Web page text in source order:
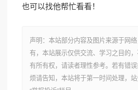
也可以找他帮忙看看！
声明：本站部分内容及图片来源于网
有，本站展示仅供交流、学习之目的
有所有权，请读者理性参考。若有错
烦请告知，本站将于第一时间处理，